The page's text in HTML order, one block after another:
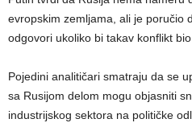
evropskim zemljama, ali je poručio
odgovori ukoliko bi takav konflikt
Pojedini analitičari smatraju da se
sa Rusijom delom mogu objasniti
industrijskog sektora na političke